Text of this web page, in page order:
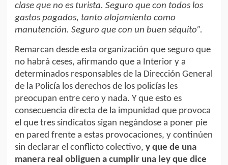
clase que no es turista. Seguro que con todos los
gastos pagados, tanto alojamiento como
manutención. Seguro que con un buen séquito”.
Remarcan desde esta organización que seguro que
no habrá ceses, afirmando que a Interior y a
determinados responsables de la Dirección General
de la Policía los derechos de los policías les
preocupan entre cero y nada. Y que esto es
consecuencia directa de la impunidad que provoca
el que tres sindicatos sigan negándose a poner pie
en pared frente a estas provocaciones, y continúen
sin declarar el conflicto colectivo, y que de una
manera real obliguen a cumplir una ley que dice